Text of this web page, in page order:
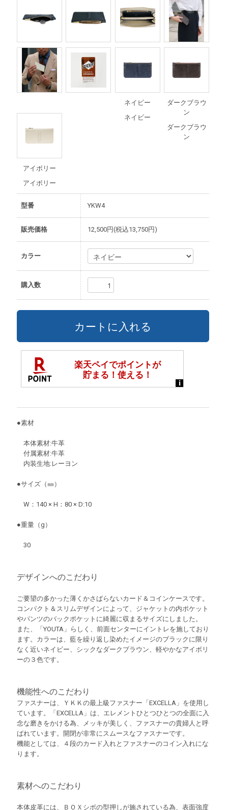
ネイビー
ネイビー
ダークブラウ
ン
ダークブラウ
ン
アイボリー
アイボリー
型番 YKW4
販売価格 12,500円(税込13,750円)
カラー
購入数
●素材
本体素材:牛革
付属素材:牛革
内装生地:レーヨン
●サイズ（㎜）
W：140 × H：80 × D:10
●重量（g）
30
デザインへのこだわり
ご要望の多かった薄くかさばらないカード＆コインケースです。
コンパクト＆スリムデザインによって、ジャケットの内ポケット
やパンツのバックポケットに綺麗に収まるサイズにしました。
また、「YOUTA」らしく、前面センターにイントレを施しており
ます。カラーは、藍を繰り返し染めたイメージのブラックに限り
なく近いネイビー、シックなダークブラウン、軽やかなアイボリ
ーの３色です。
機能性へのこだわり
ファスナーは、ＹＫＫの最上級ファスナー「EXCELLA」を使用し
ています。「EXCELLA」は、エレメントひとつひとつの全面に入
念な磨きをかける為、メッキが美しく、ファスナーの貴婦人と呼
ばれています。開閉が非常にスムースなファスナーです。
機能としては、４段のカード入れとファスナーのコイン入れにな
ります。
素材へのこだわり
本体皮革には、ＢＯＸシボの型押しが施されている為、表面強度